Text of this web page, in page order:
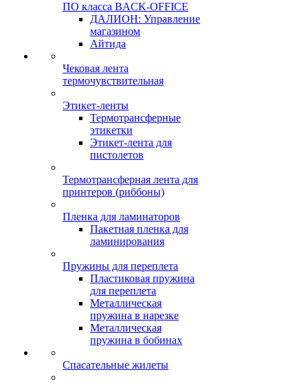
ПО класса BACK-OFFICE
ДАЛИОН: Управление
магазином
Айтида
Чековая лента
термочувствительная
Этикет-ленты
Термотрансферные
этикетки
Этикет-лента для
пистолетов
Термотрансферная лента для
принтеров (риббоны)
Пленка для ламинаторов
Пакетная пленка для
ламинирования
Пружины для переплета
Пластиковая пружина
для переплета
Металлическая
пружина в нарезке
Металлическая
пружина в бобинах
Спасательные жилеты